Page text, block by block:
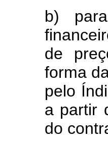
b)
de
forma
pelo
a partir
do